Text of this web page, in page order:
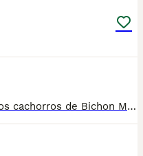
📞 613283995 WhatsAppPreciosos cachorros de Bichon Maltes de Linea Coreana . Disponemos de machos y de hembras a cual mas lindo . Entregamos vacunados desparasitados cartilla sanitaria y garantías de enfermedades víricas y congénitas de un año . Mandamos a toda España y puedes pagar cuando llegue el cachorrito tenemos transporte propio para la entrega